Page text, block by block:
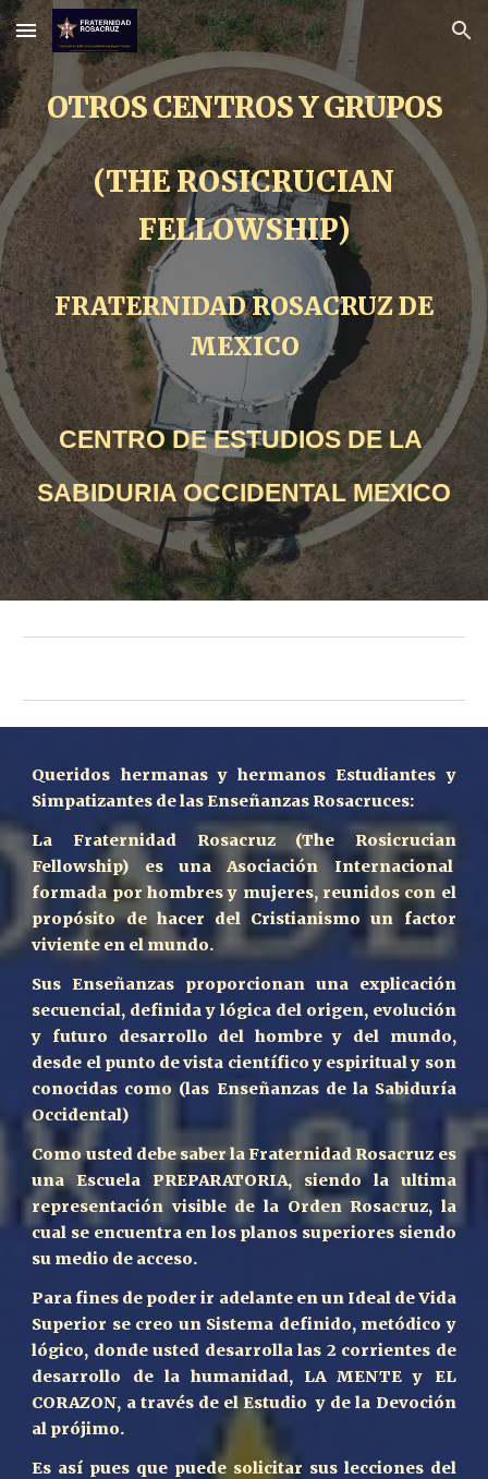
Skip to main content Skip to navigation
OTROS CENTROS Y GRUPOS
(THE ROSICRUCIAN
FELLOWSHIP)
FRATERNIDAD ROSACRUZ DE
MEXICO
CENTRO DE ESTUDIOS DE LA
SABIDURIA OCCIDENTAL MEXICO
Queridos hermanas y hermanos Estudiantes y
Simpatizantes de las Enseñanzas Rosacruces:
La Fraternidad Rosacruz (The Rosicrucian
Fellowship) es una Asociación Internacional
formada por hombres y mujeres, reunidos con el
propósito de hacer del Cristianismo un factor
viviente en el mundo.
Sus Enseñanzas proporcionan una explicación
secuencial, definida y lógica del origen, evolución
y futuro desarrollo del hombre y del mundo,
desde el punto de vista científico y espiritual y son
conocidas como (las Enseñanzas de la Sabiduría
Occidental)
Como usted debe saber la Fraternidad Rosacruz es
una Escuela PREPARATORIA, siendo la ultima
representación visible de la Orden Rosacruz, la
cual se encuentra en los planos superiores siendo
su medio de acceso.
Para fines de poder ir adelante en un Ideal de Vida
Superior se creo un Sistema definido, metódico y
lógico, donde usted desarrolla las 2 corrientes de
desarrollo de la humanidad, LA MENTE y EL
CORAZON, a través de el Estudio y de la Devoción
al prójimo.
Es así pues que puede solicitar sus lecciones del